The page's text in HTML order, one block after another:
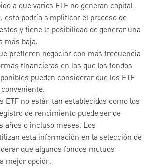
a que varios ETF no generan capital
esto podría simplificar el proceso de
y tiene la posibilidad de generar una
más baja.
prefieren negociar con más frecuencia
financieras en las que los fondos
pueden considerar que los ETF
ETF no están tan establecidos como los
de rendimiento puede ser de
años o incluso meses. Los
esta información en la selección de
que algunos fondos mutuos
mejor opción.